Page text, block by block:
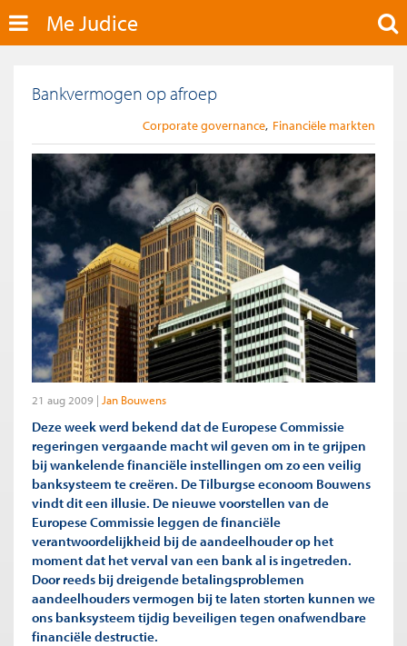
Me Judice
Bankvermogen op afroep
Corporate governance Financiële markten
21 aug 2009 Jan Bouwens
Deze week werd bekend dat de Europese Commissie
regeringen vergaande macht wil geven om in te grijpen
bij wankelende financiële instellingen om zo een veilig
banksysteem te creëren. De Tilburgse econoom Bouwens
vindt dit een illusie. De nieuwe voorstellen van de
Europese Commissie leggen de financiële
verantwoordelijkheid bij de aandeelhouder op het
moment dat het verval van een bank al is ingetreden.
Door reeds bij dreigende betalingsproblemen
aandeelhouders vermogen bij te laten storten kunnen we
ons banksysteem tijdig beveiligen tegen onafwendbare
financiële destructie.